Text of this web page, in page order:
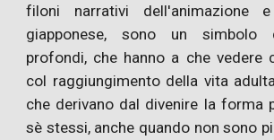
filoni narrativi dell'animazione
giapponese, sono un simbolo
profondi, che hanno a che vedere
col raggiungimento della vita
che derivano dal divenire la forma
sè stessi, anche quando non sono